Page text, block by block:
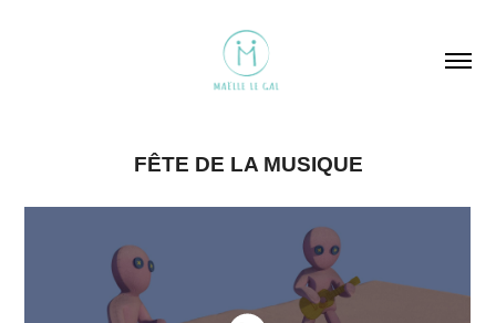
FÊTE DE LA MUSIQUE